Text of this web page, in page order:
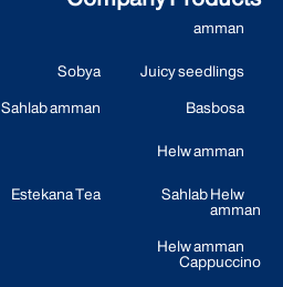
amman
Juicy seedlings
Sobya
Basbosa
Sahlab amman
Helw amman
Sahlab Helw
amman
Estekana Tea
Helw amman
Cappuccino